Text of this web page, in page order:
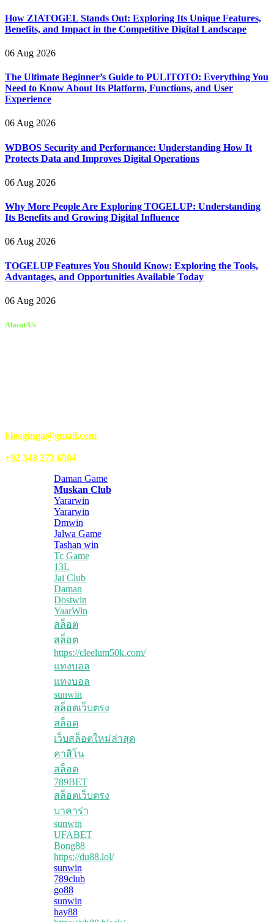
How ZIATOGEL Stands Out: Exploring Its Unique Features,
Benefits, and Impact in the Competitive Digital Landscape
06 Aug 2026
The Ultimate Beginner’s Guide to PULITOTO: Everything You
Need to Know About Its Platform, Functions, and User
Experience
06 Aug 2026
WDBOS Security and Performance: Understanding How It
Protects Data and Improves Digital Operations
06 Aug 2026
Why More People Are Exploring TOGELUP: Understanding
Its Benefits and Growing Digital Influence
06 Aug 2026
TOGELUP Features You Should Know: Exploring the Tools,
Advantages, and Opportunities Available Today
06 Aug 2026
About Us
blooginga@gmail.com
+92 348 273 6504
Daman Game
Muskan Club
Yararwin
Yararwin
Dmwin
Jalwa Game
Tashan win
Tc Game
13L
Jai Club
Daman
Dostwin
YaarWin
สล็อต
สล็อต
https://cleelum50k.com/
แทงบอล
แทงบอล
sunwin
สล็อตเว็บตรง
สล็อต
เว็บสล็อตใหม่ล่าสุด
คาสิโน
สล็อต
789BET
สล็อตเว็บตรง
บาคาร่า
sunwin
UFABET
Bong88
https://du88.lol/
sunwin
789club
go88
sunwin
hay88